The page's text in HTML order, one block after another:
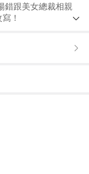
錯跟美女總裁相親
！